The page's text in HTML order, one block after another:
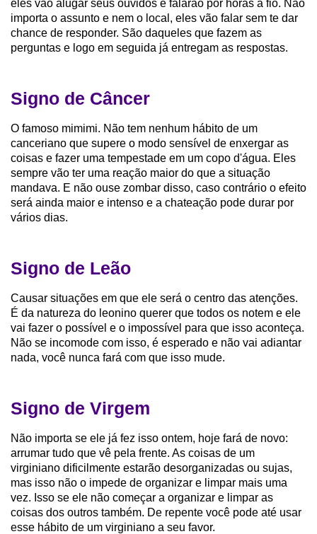
eles vão alugar seus ouvidos e falarão por horas a fio. Não
importa o assunto e nem o local, eles vão falar sem te dar
chance de responder. São daqueles que fazem as
perguntas e logo em seguida já entregam as respostas.
Signo de Câncer
O famoso mimimi. Não tem nenhum hábito de um
canceriano que supere o modo sensível de enxergar as
coisas e fazer uma tempestade em um copo d'água. Eles
sempre vão ter uma reação maior do que a situação
mandava. E não ouse zombar disso, caso contrário o efeito
será ainda maior e intenso e a chateação pode durar por
vários dias.
Signo de Leão
Causar situações em que ele será o centro das atenções.
É da natureza do leonino querer que todos os notem e ele
vai fazer o possível e o impossível para que isso aconteça.
Não se incomode com isso, é esperado e não vai adiantar
nada, você nunca fará com que isso mude.
Signo de Virgem
Não importa se ele já fez isso ontem, hoje fará de novo:
arrumar tudo que vê pela frente. As coisas de um
virginiano dificilmente estarão desorganizadas ou sujas,
mas isso não o impede de organizar e limpar mais uma
vez. Isso se ele não começar a organizar e limpar as
coisas dos outros também. De repente você pode até usar
esse hábito de um virginiano a seu favor.